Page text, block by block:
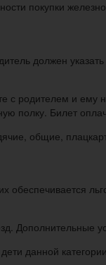
покупки
должен
с родителем и ему
полку. Билет
общие,
обеспечивается
Дополнительные
данной